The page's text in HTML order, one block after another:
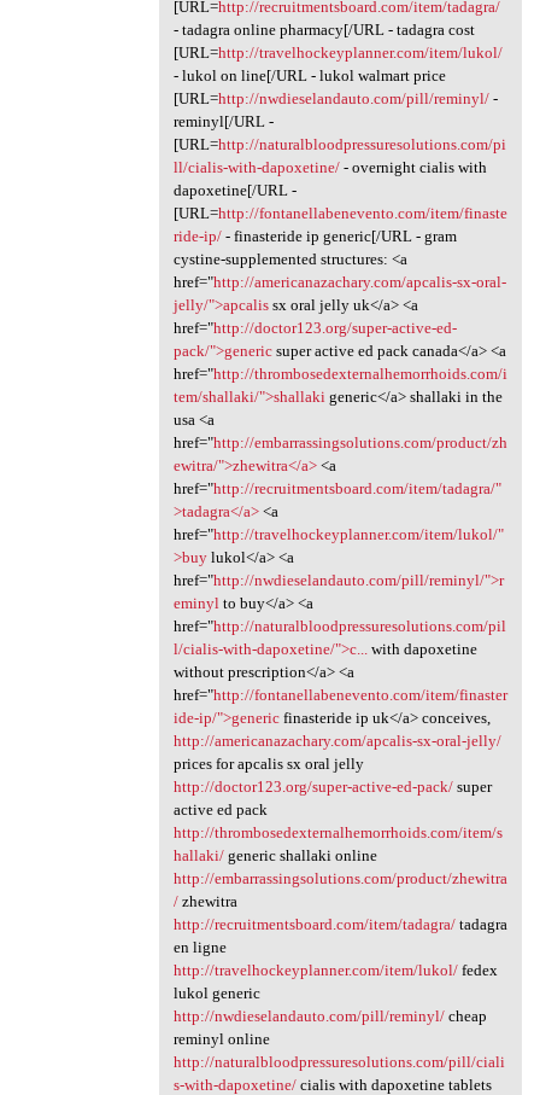
[URL=http://recruitmentsboard.com/item/tadagra/
- tadagra online pharmacy[/URL - tadagra cost
[URL=http://travelhockeyplanner.com/item/lukol/
- lukol on line[/URL - lukol walmart price
[URL=http://nwdieselandauto.com/pill/reminyl/-
reminyl[/URL -
[URL=http://naturalbloodpressuresolutions.com/pi
ll/cialis-with-dapoxetine/- overnight cialis with
dapoxetine[/URL -
[URL=http://fontanellabenevento.com/item/finaste
ride-ip/- finasteride ip generic[/URL - gram
cystine-supplemented structures: <a
href="http://americanazachary.com/apcalis-sx-oral-
jelly/">apcalissx oral jelly uk</a> <a
href="http://doctor123.org/super-active-ed-
pack/">genericsuper active ed pack canada</a> <a
href="http://thrombosedexternalhemorrhoids.com/i
tem/shallaki/">shallaki generic</a> shallaki in the
usa <a
href="http://embarrassingsolutions.com/product/zh
ewitra/">zhewitra</a><a
href="http://recruitmentsboard.com/item/tadagra/"
>tadagra</a><a
href="http://travelhockeyplanner.com/item/lukol/"
>buylukol</a> <a
href="http://nwdieselandauto.com/pill/reminyl/">r
eminyl to buy</a> <a
href="http://naturalbloodpressuresolutions.com/pil
l/cialis-with-dapoxetine/">c...
with dapoxetine
without prescription</a> <a
href="http://fontanellabenevento.com/item/finaster
ide-ip/">genericfinasteride ip uk</a> conceives,
http://americanazachary.com/apcalis-sx-oral-jelly/
prices for apcalis sx oral jelly
http://doctor123.org/super-active-ed-pack/super
active ed pack
http://thrombosedexternalhemorrhoids.com/item/s
hallaki/generic shallaki online
http://embarrassingsolutions.com/product/zhewitra
/zhewitra
http://recruitmentsboard.com/item/tadagra/tadagra
en ligne
http://travelhockeyplanner.com/item/lukol/fedex
lukol generic
http://nwdieselandauto.com/pill/reminyl/cheap
reminyl online
http://naturalbloodpressuresolutions.com/pill/ciali
s-with-dapoxetine/cialis with dapoxetine tablets